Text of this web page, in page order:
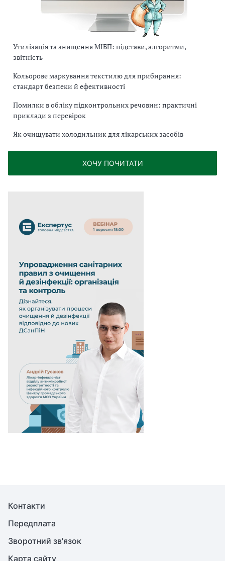
Утилізація та знищення МІБП: підстави, алгоритми,
звітність
Кольорове маркування текстилю для прибирання:
стандарт безпеки й ефективності
Помилки в обліку підконтрольних речовин: практичні
приклади з перевірок
Як очищувати холодильник для лікарських засобів
ХОЧУ ПОЧИТАТИ
Контакти
Передплата
Зворотний зв'язок
Карта сайту